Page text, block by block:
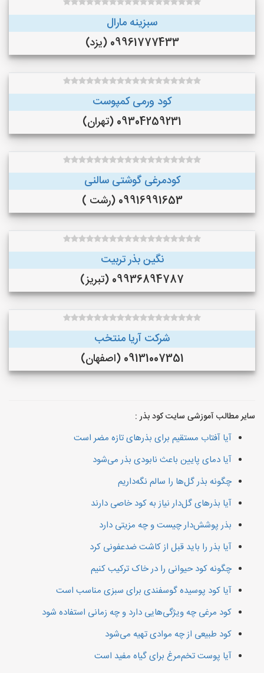
سبزینه مارال
09961777433 (یزد)
کود ورمی کمپوست
09304259231 (تهران)
کودمرغی گوشتی سالنی
09916991653 (رشت )
نگین بذر تربیت
09936894787 (تبریز)
شرکت آریا منتخب
09131007351 (اصفهان)
سایر مطالب آموزشی سایت کود بذر :
آیا آفتاب مستقیم برای بذرهای تازه مضر است
آیا دمای پایین باعث نابودی بذر می‌شود
چگونه بذر گل‌ها را سالم نگه‌داریم
آیا بذرهای گل‌دار نیاز به کود خاصی دارند
بذر پوشش‌دار چیست و چه مزیتی دارد
آیا بذر را باید قبل از کاشت ضدعفونی کرد
چگونه کود حیوانی را در خاک ترکیب کنیم
آیا کود پوسیده گوسفندی برای سبزی مناسب است
کود مرغی چه ویژگی‌هایی دارد و چه زمانی استفاده شود
کود طبیعی از چه موادی تهیه می‌شود
آیا پوست تخم‌مرغ برای گیاه مفید است